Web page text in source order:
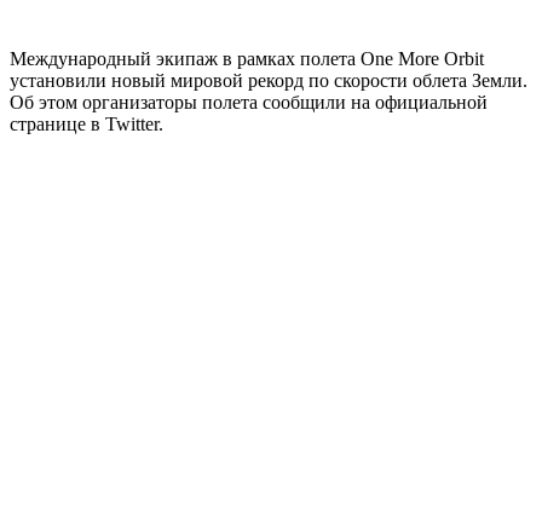
Международный экипаж в рамках полета One More Orbit
установили новый мировой рекорд по скорости облета Земли.
Об этом организаторы полета сообщили на официальной
странице в Twitter.